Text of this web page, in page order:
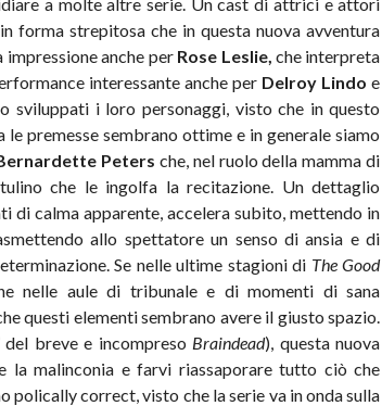
in forma strepitosa che in questa nuova avventura
anche per Rose Leslie, che interpreta
interessante anche per Delroy Lindo e
sviluppati i loro personaggi, visto che in questo
premesse sembrano ottime e in generale siamo
Peters che, nel ruolo della mamma di
che le ingolfa la recitazione. Un dettaglio
di calma apparente, accelera subito, mettendo in
allo spettatore un senso di ansia e di
Se nelle ultime stagioni di The Good
nelle aule di tribunale e di momenti di sana
questi elementi sembrano avere il giusto spazio.
del breve e incompreso Braindead), questa nuova
la malinconia e farvi riassaporare tutto ciò che
polically correct, visto che la serie va in onda sulla